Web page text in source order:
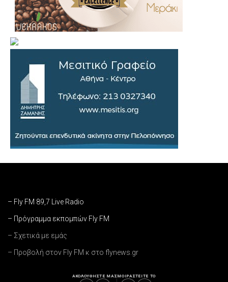
– Fly FM 89,7 Live Radio
– Πρόγραμμα εκπομπών Fly FM
– Σχετικά με εμάς
– Προβολή στον Fly FM κ στο flynews.gr
ΑΚΟΛΟΥΘΗΣΤΕ ΜΑΣΜΟΙΡΑΣΤΕΙΤΕ ΤΟ